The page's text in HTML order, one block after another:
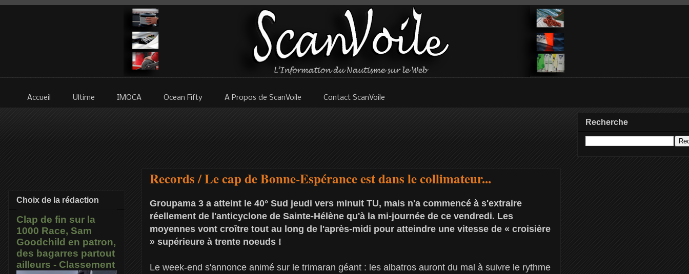
Accueil Ultime IMOCA Ocean Fifty A Propos de ScanVoile Contact ScanVoile
Records / Le cap de Bonne-Espérance est dans le collimateur...
Groupama 3 a atteint le 40° Sud jeudi vers minuit TU, mais n'a commencé à s'extraire
réellement de l'anticyclone de Sainte-Hélène qu'à la mi-journée de ce vendredi. Les
moyennes vont croître tout au long de l'après-midi pour atteindre une vitesse de « croisière
» supérieure à trente noeuds !
Le week-end s'annonce animé sur le trimaran géant : les albatros auront du mal à suivre le rythme
Choix de la rédaction
Clap de fin sur la
1000 Race, Sam
Goodchild en patron,
des bagarres partout
ailleurs - Classement
Recherche